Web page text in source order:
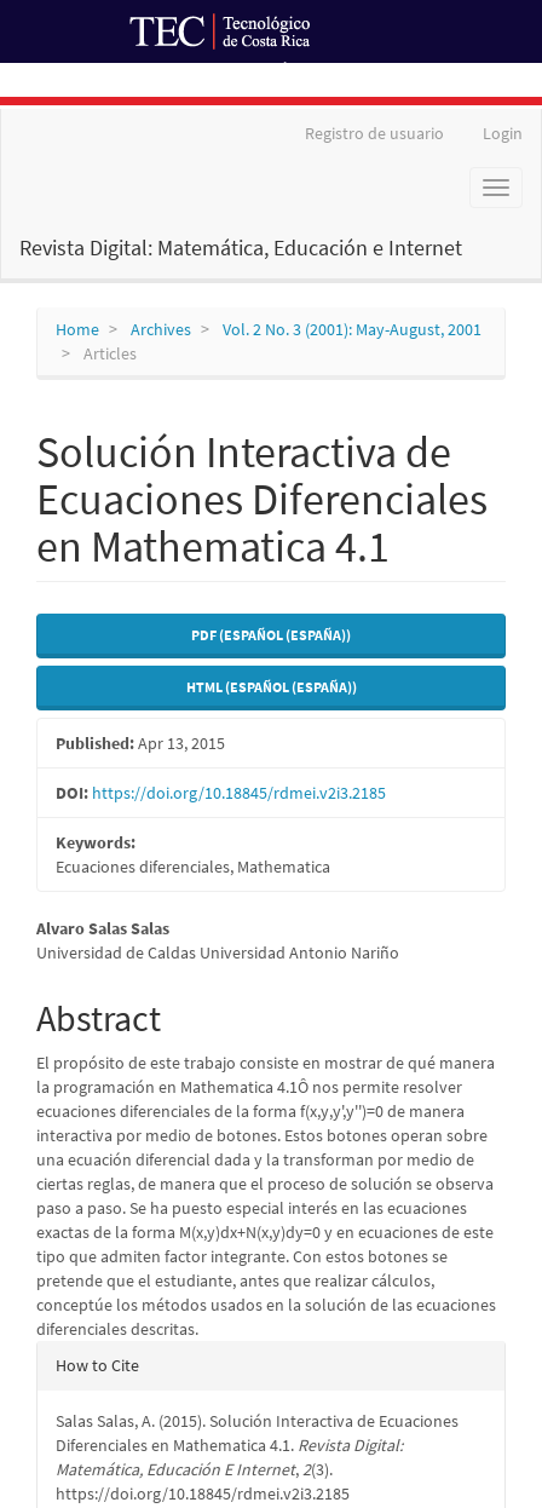
Registro de usuario Login
Toggle
Revista Digital: Matemática, Educación e Internet
Home Archives
Vol. 2 No. 3 (2001): May-August, 2001
Articles
Solución Interactiva de
Ecuaciones Diferenciales
en Mathematica 4.1
Article
Sidebar
PDF (ESPAÑOL (ESPAÑA))
HTML (ESPAÑOL (ESPAÑA))
Published:Apr 13, 2015
DOI: https://doi.org/10.18845/rdmei.v2i3.2185
Keywords:
Ecuaciones diferenciales, Mathematica
Main
Article
Content
Alvaro Salas Salas
Universidad de Caldas Universidad Antonio Nariño
Abstract
El propósito de este trabajo consiste en mostrar de qué manera
la programación en Mathematica 4.1Ô nos permite resolver
ecuaciones diferenciales de la forma f(x,y,y',y'')=0 de manera
interactiva por medio de botones. Estos botones operan sobre
una ecuación diferencial dada y la transforman por medio de
ciertas reglas, de manera que el proceso de solución se observa
paso a paso. Se ha puesto especial interés en las ecuaciones
exactas de la forma M(x,y)dx+N(x,y)dy=0 y en ecuaciones de este
tipo que admiten factor integrante. Con estos botones se
pretende que el estudiante, antes que realizar cálculos,
conceptúe los métodos usados en la solución de las ecuaciones
diferenciales descritas.
Article
How to Cite
Salas Salas, A. (2015). Solución Interactiva de Ecuaciones
Diferenciales en Mathematica 4.1. Revista Digital:
Matemática, Educación E Internet,2(3).
https://doi.org/10.18845/rdmei.v2i3.2185